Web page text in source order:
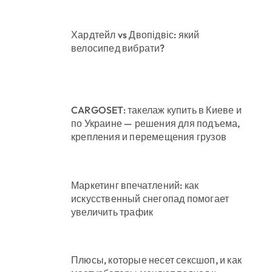
Хардтейл vs Двопідвіс: який
велосипед вибрати?
CARGOSET: такелаж купить в Киеве и
по Украине — решения для подъема,
крепления и перемещения грузов
Маркетинг впечатлений: как
искусственный снегопад помогает
увеличить трафик
Плюсы, которые несет сексшоп, и как